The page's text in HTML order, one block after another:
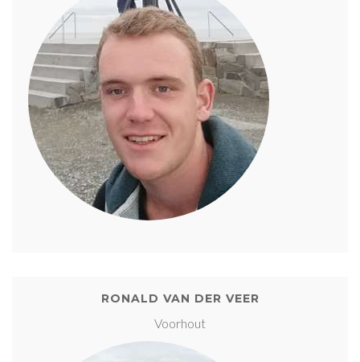
RONALD VAN DER VEER
Voorhout